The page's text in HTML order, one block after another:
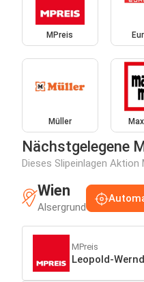
MPreis
Müller
Nächstgelegene
Dieses Slipeinlagen
Wien
Alsergrund
MPreis
Leopold-